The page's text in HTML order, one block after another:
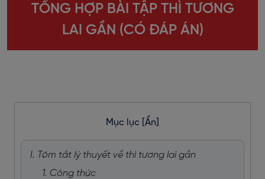
TỔNG HỢP BÀI TẬP THÌ TƯƠNG
LAI GẦN (CÓ ĐÁP ÁN)
Mục lục [Ẩn]
I. Tóm tắt lý thuyết về thì tương lai gần
1. Công thức